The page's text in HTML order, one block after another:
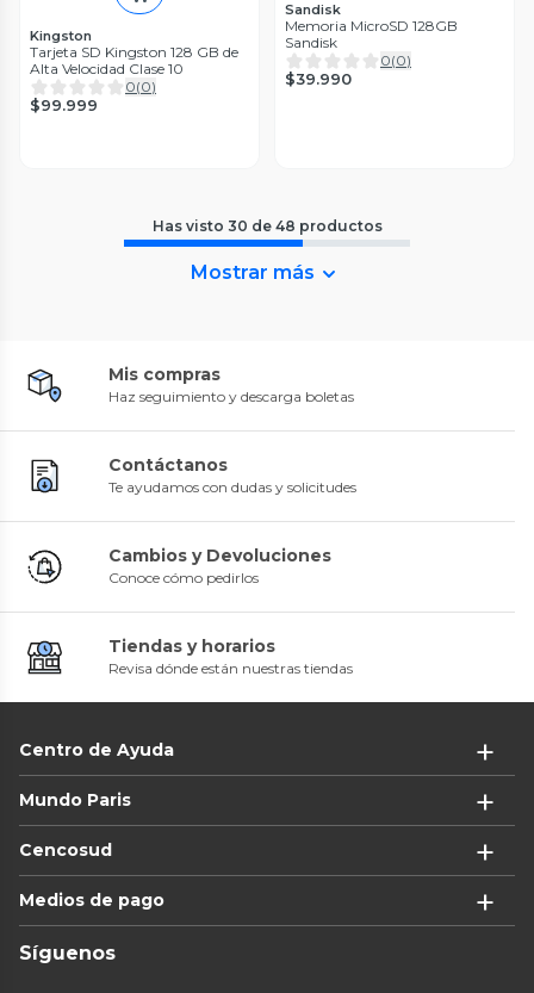
Kingston
Tarjeta SD Kingston 128 GB de
Alta Velocidad Clase 10
0(0)
$99.999
Sandisk
Memoria MicroSD 128GB
Sandisk
0(0)
$39.990
Has visto 30 de 48 productos
Mostrar más
Mis compras
Haz seguimiento y descarga boletas
Contáctanos
Te ayudamos con dudas y solicitudes
Cambios y Devoluciones
Conoce cómo pedirlos
Tiendas y horarios
Revisa dónde están nuestras tiendas
Centro de Ayuda
Mundo Paris
Cencosud
Medios de pago
Síguenos